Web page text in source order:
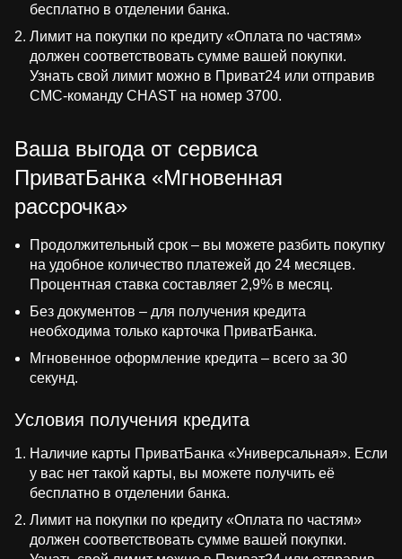
бесплатно в отделении банка.
Лимит на покупки по кредиту «Оплата по частям»
должен соответствовать сумме вашей покупки.
Узнать свой лимит можно в Приват24 или отправив
СМС-команду CHAST на номер 3700.
Ваша выгода от сервиса
ПриватБанка «Мгновенная
рассрочка»
Продолжительный срок – вы можете разбить покупку
на удобное количество платежей до 24 месяцев.
Процентная ставка составляет 2,9% в месяц.
Без документов – для получения кредита
необходима только карточка ПриватБанка.
Мгновенное оформление кредита – всего за 30
секунд.
Условия получения кредита
Наличие карты ПриватБанка «Универсальная». Если
у вас нет такой карты, вы можете получить её
бесплатно в отделении банка.
Лимит на покупки по кредиту «Оплата по частям»
должен соответствовать сумме вашей покупки.